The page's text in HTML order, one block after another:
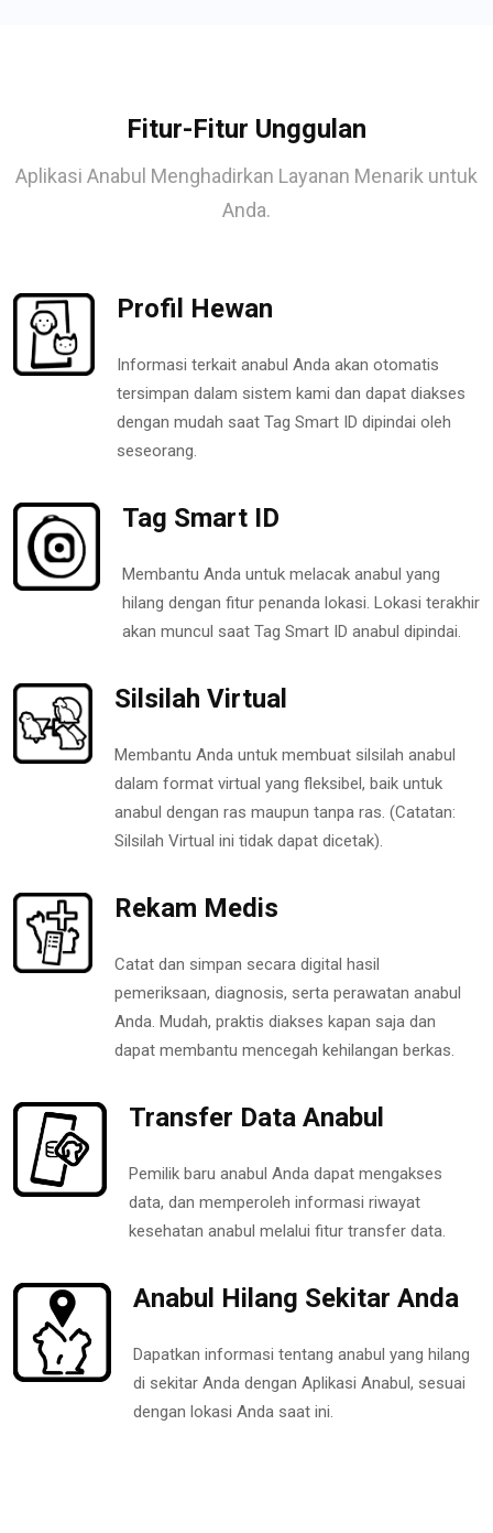
Fitur-Fitur Unggulan
Aplikasi Anabul Menghadirkan Layanan Menarik untuk
Anda.
Profil Hewan
Informasi terkait anabul Anda akan otomatis
tersimpan dalam sistem kami dan dapat diakses
dengan mudah saat Tag Smart ID dipindai oleh
seseorang.
Tag Smart ID
Membantu Anda untuk melacak anabul yang
hilang dengan fitur penanda lokasi. Lokasi terakhir
akan muncul saat Tag Smart ID anabul dipindai.
Silsilah Virtual
Membantu Anda untuk membuat silsilah anabul
dalam format virtual yang fleksibel, baik untuk
anabul dengan ras maupun tanpa ras. (Catatan:
Silsilah Virtual ini tidak dapat dicetak).
Rekam Medis
Catat dan simpan secara digital hasil
pemeriksaan, diagnosis, serta perawatan anabul
Anda. Mudah, praktis diakses kapan saja dan
dapat membantu mencegah kehilangan berkas.
Transfer Data Anabul
Pemilik baru anabul Anda dapat mengakses
data, dan memperoleh informasi riwayat
kesehatan anabul melalui fitur transfer data.
Anabul Hilang Sekitar Anda
Dapatkan informasi tentang anabul yang hilang
di sekitar Anda dengan Aplikasi Anabul, sesuai
dengan lokasi Anda saat ini.